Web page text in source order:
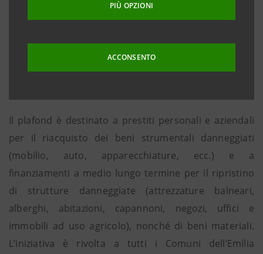
PIÙ OPZIONI
ACCONSENTO
Il plafond è destinato a prestiti personali e aziendali
per il riacquisto dei beni strumentali danneggiati
(mobilio, auto, apparecchiature, ecc.) e a
finanziamenti a medio lungo termine per il ripristino
di strutture danneggiate (attrezzature balneari,
alberghi, abitazioni, capannoni, negozi, uffici e
immobili ad uso agricolo), nonché di beni materiali.
L’iniziativa è rivolta a tutti i Comuni dell’Emilia